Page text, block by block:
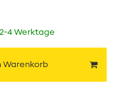
4 Werktage
Warenkorb